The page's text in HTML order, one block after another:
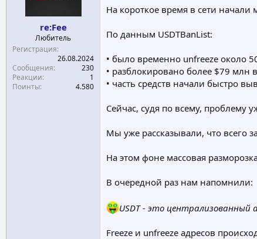
re:Fee
Любитель
Регистрация
26.08.2024
Сообщения
230
Реакции
1
Поинты
4.580
На короткое время в сети начали
По данным USDTBanList:
• было временно unfreeze около
• разблокировано более $79 млн
• часть средств начали быстро
Сейчас, судя по всему, проблему
Мы уже рассказывали, что всего
На этом фоне массовая
В очередной раз нам напомнили:
USDT - это
Freeze и unfreeze адресов